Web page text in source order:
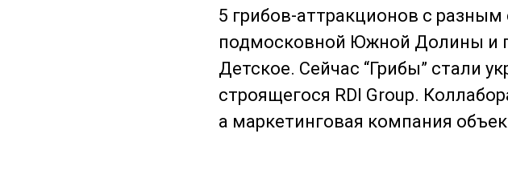
5 грибов-аттракционов с
подмосковной Южной Долины и
Детское. Сейчас “Грибы” стали
строящегося RDI Group.
а маркетинговая компания